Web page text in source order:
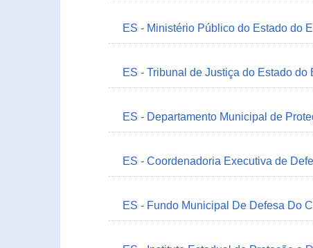
ES - Ministério Público do Estado do
ES - Tribunal de Justiça do Estado do
ES - Departamento Municipal de
ES - Coordenadoria Executiva de
ES - Fundo Municipal De Defesa Do